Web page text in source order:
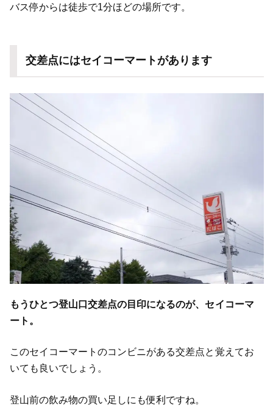
バス停からは徒歩で1分ほどの場所です。
交差点にはセイコーマートがあります
もうひとつ登山口交差点の目印になるのが、セイコーマ
ート。
このセイコーマートのコンビニがある交差点と覚えてお
いても良いでしょう。
登山前の飲み物の買い足しにも便利ですね。